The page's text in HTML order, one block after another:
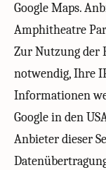
Google Maps.
Amphitheatre
Zur Nutzung der
notwendig, Ihre
Informationen
Google in den
Anbieter dieser